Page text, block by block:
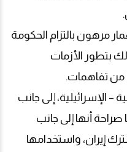
.
مرهون بالتزام الحكومة
بتطور الأزمات
من تفاهمات.
– الإسرائيلية، إلى جانب
صراحة أنها إلى جانب
إيران، واستخدامها